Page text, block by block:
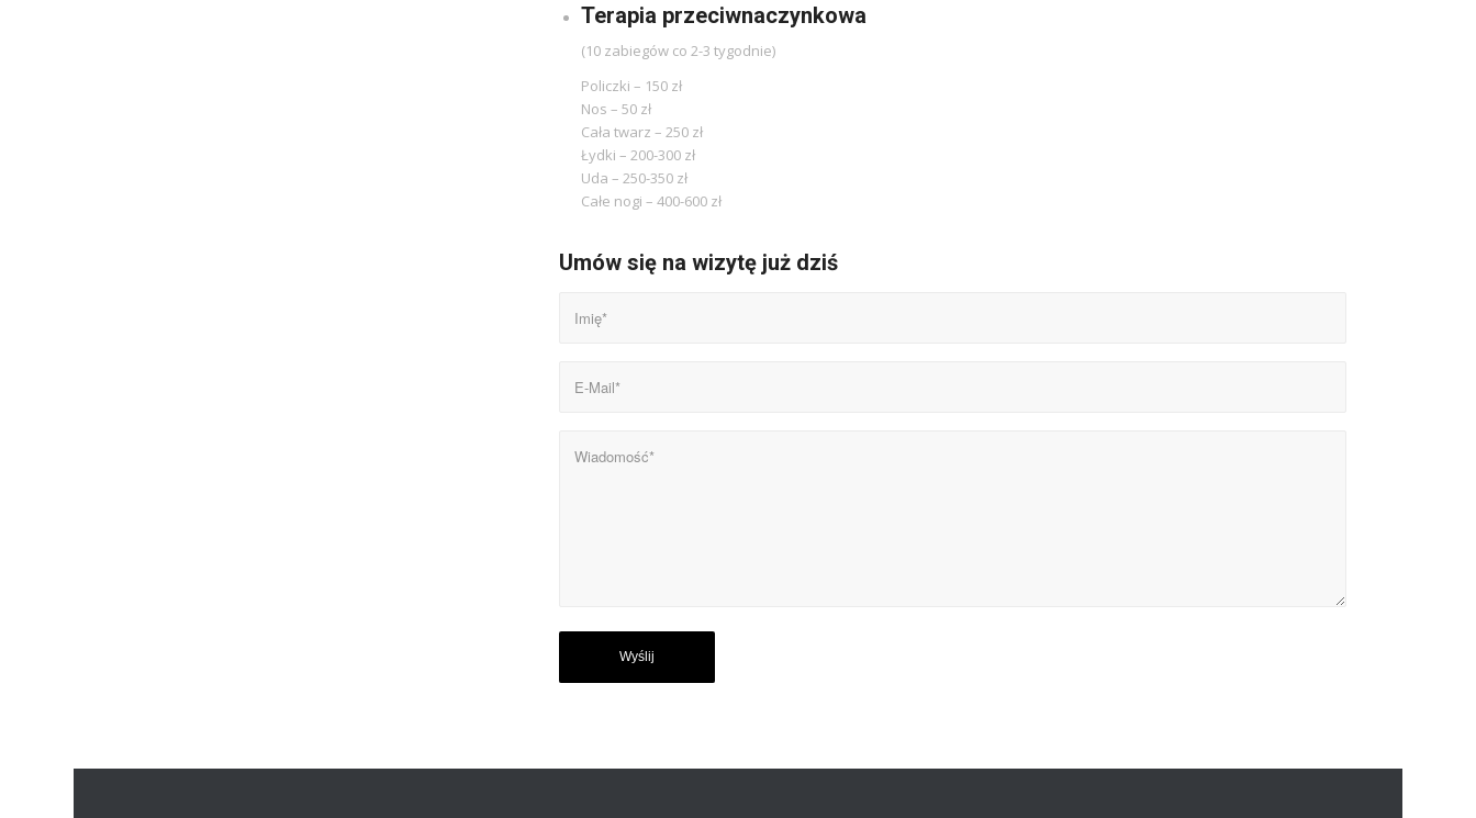
Terapia przeciwnaczynkowa
(10 zabiegów co 2-3 tygodnie)
Policzki – 150 zł
Nos – 50 zł
Cała twarz – 250 zł
Łydki – 200-300 zł
Uda – 250-350 zł
Całe nogi – 400-600 zł
Umów się na wizytę już dziś